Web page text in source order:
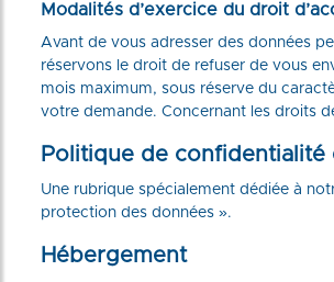
Modalités d’exercice du droit
Avant de vous adresser des données
réservons le droit de refuser de vous
mois maximum, sous réserve du
votre demande. Concernant les droits
Politique de
Une rubrique spécialement dédiée à
protection des données ».
Hébergement